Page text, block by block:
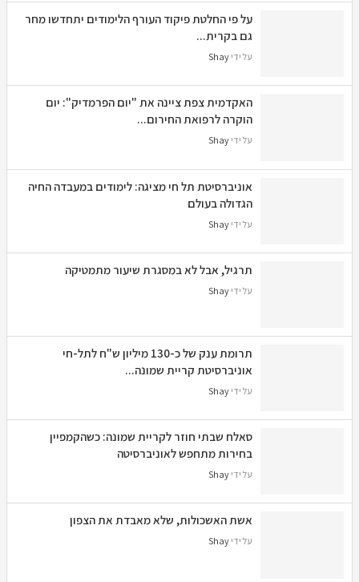
על פי החלטת פיקוד העורף הלימודים יתחדשו מחר
גם בקרית...
על ידי Shay
האקדמית צפת ציינה את "יום הפרמדיק": יום
הוקרה לרפואת החירום...
על ידי Shay
אוניברסיטת תל חי מציגה: לימודים במעבדה החיה
הגדולה בעולם
על ידי Shay
תרגיל, אבל לא במסגרת שיעור מתמטיקה
על ידי Shay
תרומת ענק של כ-130 מיליון ש"ח לתל-חי
אוניברסיטת קריית שמונה...
על ידי Shay
סאלח שבתי חוזר לקריית שמונה: כשהקמפיין
בחירות מתחפש לאוניברסיטה
על ידי Shay
אשת האשכולות, שלא מאבדת את הצפון
על ידי Shay